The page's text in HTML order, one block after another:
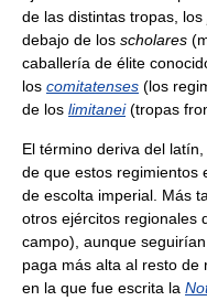
de las distintas tropas, los
debajo de los scholares
caballería de élite
los comitatenses (los
de los limitanei(tropas
El término deriva del latín,
de que estos regimientos
de escolta imperial. Más
otros ejércitos regionales
campo), aunque
paga más alta al resto de
en la que fue escrita la